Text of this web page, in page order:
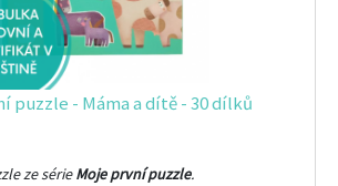
puzzle - Máma a dítě - 30 dílků
ze sérieMoje první puzzle.